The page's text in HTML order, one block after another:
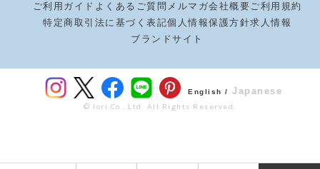
ご利用ガイド よくあるご質問 メルマガ会社概要ご利用規約
特定商取引法に基づく表記個人情報保護方針求人情報
ブランドサイト
English / Japanese
© Iori Co., Ltd. All Rights Reserved.